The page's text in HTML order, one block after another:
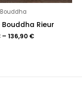
Rieur
– 136,90 €